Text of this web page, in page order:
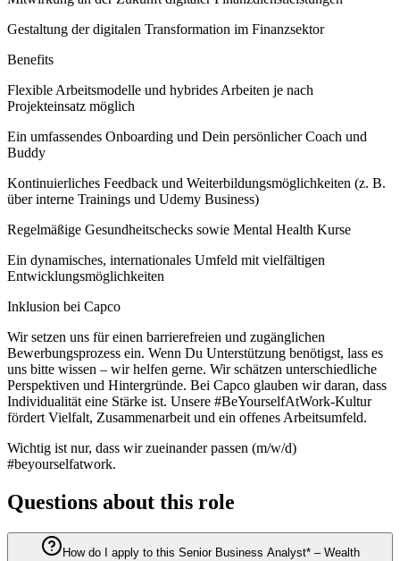
Gestaltung der digitalen Transformation im Finanzsektor
Benefits
Flexible Arbeitsmodelle und hybrides Arbeiten je nach
Projekteinsatz möglich
Ein umfassendes Onboarding und Dein persönlicher Coach und
Buddy
Kontinuierliches Feedback und Weiterbildungsmöglichkeiten (z. B.
über interne Trainings und Udemy Business)
Regelmäßige Gesundheitschecks sowie Mental Health Kurse
Ein dynamisches, internationales Umfeld mit vielfältigen
Entwicklungsmöglichkeiten
Inklusion bei Capco
Wir setzen uns für einen barrierefreien und zugänglichen
Bewerbungsprozess ein. Wenn Du Unterstützung benötigst, lass es
uns bitte wissen – wir helfen gerne. Wir schätzen unterschiedliche
Perspektiven und Hintergründe. Bei Capco glauben wir daran, dass
Individualität eine Stärke ist. Unsere #BeYourselfAtWork-Kultur
fördert Vielfalt, Zusammenarbeit und ein offenes Arbeitsumfeld.
Wichtig ist nur, dass wir zueinander passen (m/w/d)
#beyourselfatwork.
Questions about this role
How do I apply to this Senior Business Analyst* – Wealth